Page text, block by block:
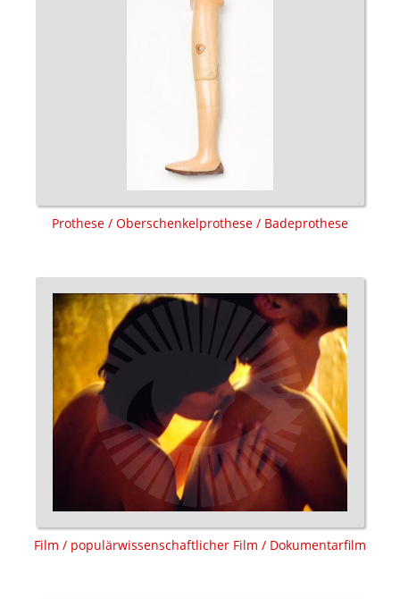
Prothese / Oberschenkelprothese / Badeprothese
Film / populärwissenschaftlicher Film / Dokumentarfilm